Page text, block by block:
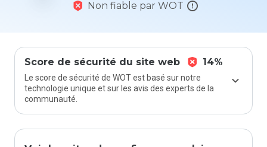
Non fiable par WOT
Score de sécurité du site web 14%
Le score de sécurité de WOT est basé sur notre
technologie unique et sur les avis des experts de la
communauté.